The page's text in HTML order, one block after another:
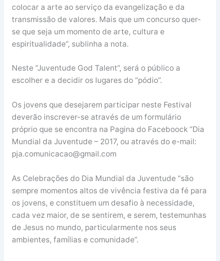
colocar a arte ao serviço da evangelização e da
transmissão de valores. Mais que um concurso quer-
se que seja um momento de arte, cultura e
espiritualidade”, sublinha a nota.
Neste “Juventude God Talent”, será o público a
escolher e a decidir os lugares do “pódio”.
Os jovens que desejarem participar neste Festival
deverão inscrever-se através de um formulário
próprio que se encontra na Pagina do Faceboock “Dia
Mundial da Juventude – 2017, ou através do e-mail:
pja.comunicacao@gmail.com
As Celebrações do Dia Mundial da Juventude “são
sempre momentos altos de vivência festiva da fé para
os jovens, e constituem um desafio à necessidade,
cada vez maior, de se sentirem, e serem, testemunhas
de Jesus no mundo, particularmente nos seus
ambientes, famílias e comunidade”.